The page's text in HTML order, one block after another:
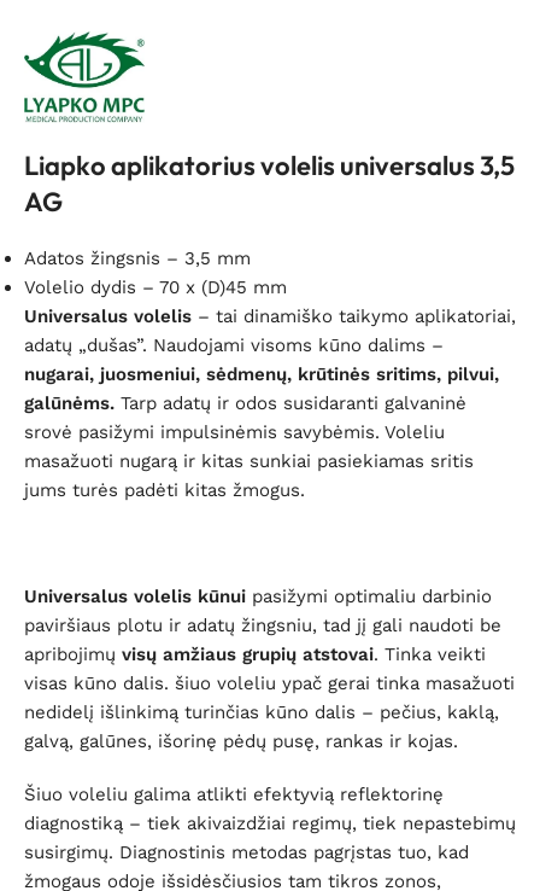
Liapko aplikatorius volelis universalus 3,5
AG
Adatos žingsnis – 3,5 mm
Volelio dydis – 70 x (D)45 mm
Universalus volelis – tai dinamiško taikymo aplikatoriai,
adatų „dušas”. Naudojami visoms kūno dalims –
nugarai, juosmeniui, sėdmenų, krūtinės sritims, pilvui,
galūnėms. Tarp adatų ir odos susidaranti galvaninė
srovė pasižymi impulsinėmis savybėmis. Voleliu
masažuoti nugarą ir kitas sunkiai pasiekiamas sritis
jums turės padėti kitas žmogus.
Universalus volelis kūnui pasižymi optimaliu darbinio
paviršiaus plotu ir adatų žingsniu, tad jį gali naudoti be
apribojimų visų amžiaus grupių atstovai. Tinka veikti
visas kūno dalis. šiuo voleliu ypač gerai tinka masažuoti
nedidelį išlinkimą turinčias kūno dalis – pečius, kaklą,
galvą, galūnes, išorinę pėdų pusę, rankas ir kojas.
Šiuo voleliu galima atlikti efektyvią reflektorinę
diagnostiką – tiek akivaizdžiai regimų, tiek nepastebimų
susirgimų. Diagnostinis metodas pagrįstas tuo, kad
žmogaus odoje išsidėsčiusios tam tikros zonos,